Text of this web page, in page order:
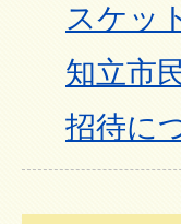
スケッ
知立市
招待に